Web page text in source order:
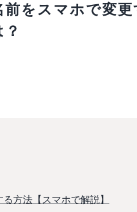
をスマホで変更
方法【スマホで解説】